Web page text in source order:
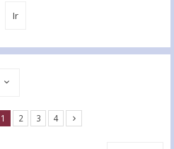
1 2 3 4